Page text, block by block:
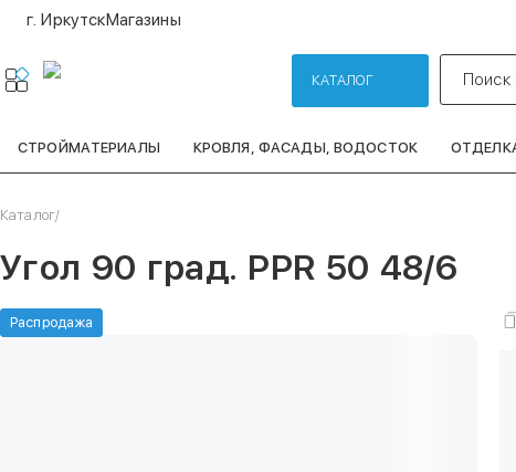
г. ИркутскМагазины
КАТАЛОГ Поиск
СТРОЙМАТЕРИАЛЫ КРОВЛЯ, ФАСАДЫ, ВОДОСТОК
Каталог/
Угол 90 град. PPR 50 48/6
Распродажа